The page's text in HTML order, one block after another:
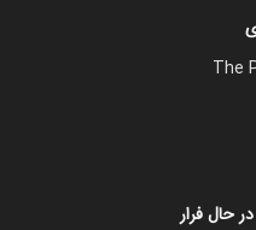
The
حال فرار